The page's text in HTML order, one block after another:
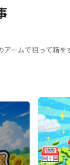
ームで狙って箱